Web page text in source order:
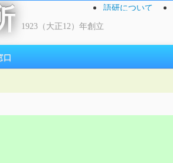
1923（大正12）年創立
語研について
口